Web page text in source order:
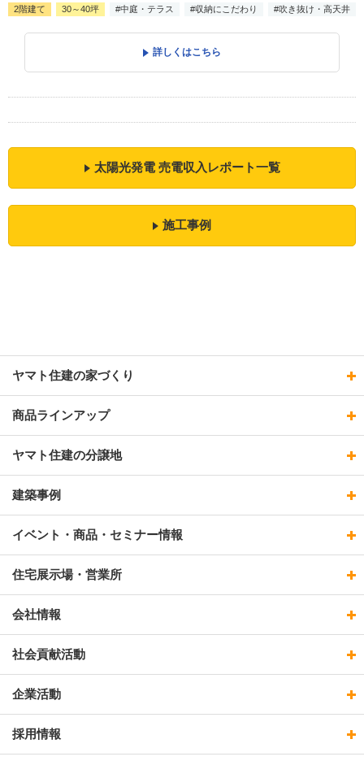
2階建て 30～40坪 #中庭・テラス #収納にこだわり #吹き抜け・高天井
詳しくはこちら
太陽光発電 売電収入レポート一覧
施工事例
ヤマト住建の家づくり
商品ラインアップ
ヤマト住建の分譲地
建築事例
イベント・商品・セミナー情報
住宅展示場・営業所
会社情報
社会貢献活動
企業活動
採用情報